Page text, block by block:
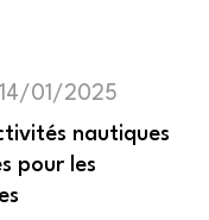
14/01/2025
nautiques
pour les